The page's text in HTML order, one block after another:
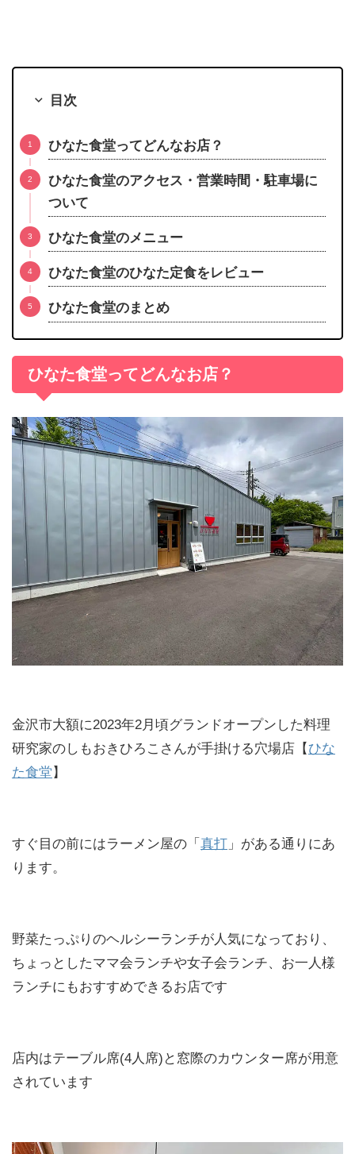
目次
ひなた食堂ってどんなお店？
ひなた食堂のアクセス・営業時間・駐車場に
ついて
ひなた食堂のメニュー
ひなた食堂のひなた定食をレビュー
ひなた食堂のまとめ
ひなた食堂ってどんなお店？
金沢市大額に2023年2月頃グランドオープンした料理
研究家のしもおきひろこさんが手掛ける穴場店【ひな
た食堂 】
すぐ目の前にはラーメン屋の「 真打 」がある通りにあ
ります。
野菜たっぷりのヘルシーランチが人気になっており、
ちょっとしたママ会ランチや女子会ランチ、お一人様
ランチにもおすすめできるお店です
店内はテーブル席(4人席)と窓際のカウンター席が用意
されています